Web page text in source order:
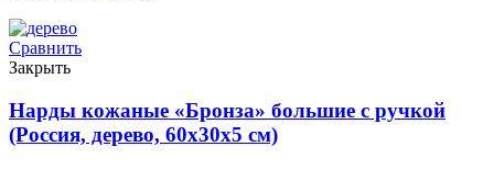
Сравнить
Закрыть
Нарды кожаные «Бронза» большие с ручкой
(Россия, дерево, 60х30х5 см)